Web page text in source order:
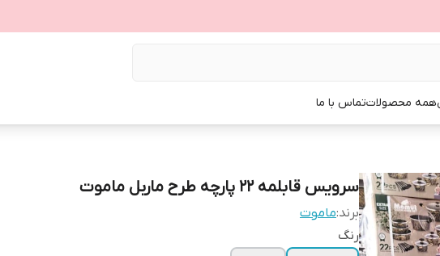
همه محصولاتتماس با ما
سرویس قابلمه ۲۲ پارچه طرح ماربل ماموت
برند:ماموت
رنگ